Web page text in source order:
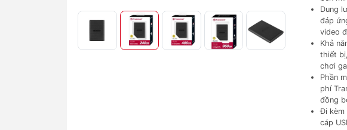
Dung
đáp
video
Khả
thiết
chơi
Phần
phí
đồng
Đi kèm
cáp